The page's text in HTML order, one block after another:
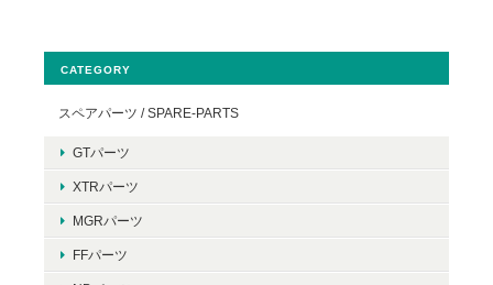
CATEGORY
スペアパーツ / SPARE-PARTS
GTパーツ
XTRパーツ
MGRパーツ
FFパーツ